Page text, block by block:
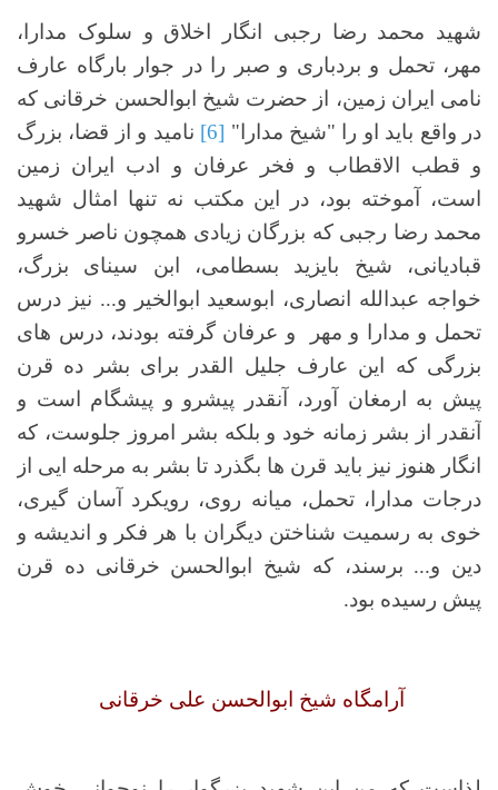
شهید محمد رضا رجبی انگار اخلاق و سلوک مدارا،
مهر، تحمل و بردباری و صبر را در جوار بارگاه عارف
نامی ایران زمین، از حضرت شیخ ابوالحسن خرقانی که
در واقع باید او را "شیخ مدارا" [6]
نامید و از قضا، بزرگ
و قطب الاقطاب و فخر عرفان و ادب ایران زمین
است، آموخته بود، در این مکتب نه تنها امثال شهید
محمد رضا رجبی که بزرگان زیادی همچون ناصر خسرو
قبادیانی، شیخ بایزید بسطامی، ابن سینای بزرگ،
خواجه عبدالله انصاری، ابوسعید ابوالخیر و... نیز درس
تحمل و مدارا و مهر و عرفان گرفته بودند، درس های
بزرگی که این عارف جلیل القدر برای بشر ده قرن
پیش به ارمغان آورد، آنقدر پیشرو و پیشگام است و
آنقدر از بشر زمانه خود و بلکه بشر امروز جلوست، که
انگار هنوز نیز باید قرن ها بگذرد تا بشر به مرحله ایی از
درجات مدارا، تحمل، میانه روی، رویکرد آسان گیری،
خوی به رسمیت شناختن دیگران با هر فکر و اندیشه و
دین و... برسند، که شیخ ابوالحسن خرقانی ده قرن
پیش رسیده بود.
آرامگاه شیخ ابوالحسن علی خرقانی